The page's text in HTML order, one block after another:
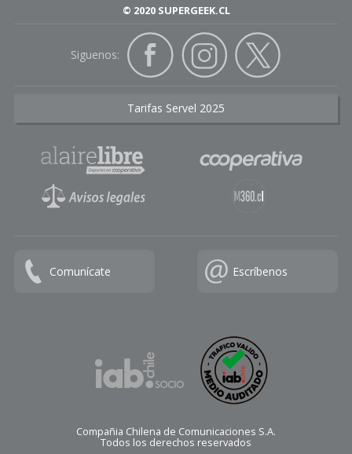
© 2020 SUPERGEEK.CL
Siguenos:
Tarifas Servel 2025
Comunícate Escríbenos
Compañia Chilena de Comunicaciones S.A.
Todos los derechos reservados